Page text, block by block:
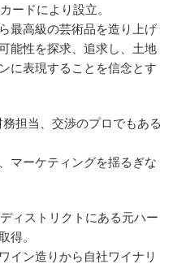
ードにより設立。
最高級の芸術品を造り上げ
能性を探求、追求し、土地
に表現することを信念とす
担当、交渉のプロでもある
マーケティングを揺るぎな
ィストリクトにある元ハー
得。
イン造りから自社ワイナリ